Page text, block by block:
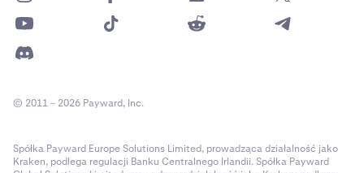
© 2011 – 2026 Payward, Inc.
Spółka Payward Europe Solutions Limited, prowadząca działalność jako
Kraken, podlega regulacji Banku Centralnego Irlandii. Spółka Payward